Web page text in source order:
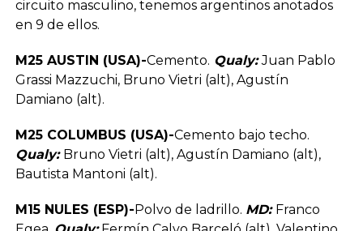
circuito masculino, tenemos argentinos anotados
en 9 de ellos.
M25 AUSTIN (USA)-Cemento. Qualy:Juan Pablo
Grassi Mazzuchi, Bruno Vietri (alt), Agustín
Damiano (alt).
M25 COLUMBUS (USA)-Cemento bajo techo.
Qualy: Bruno Vietri (alt), Agustín Damiano (alt),
Bautista Mantoni (alt).
M15 NULES (ESP)-Polvo de ladrillo. MD: Franco